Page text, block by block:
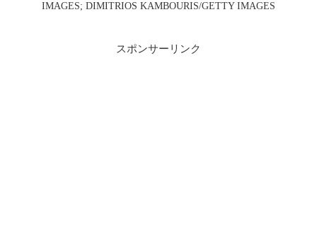
IMAGES; DIMITRIOS KAMBOURIS/GETTY IMAGES
スポンサーリンク